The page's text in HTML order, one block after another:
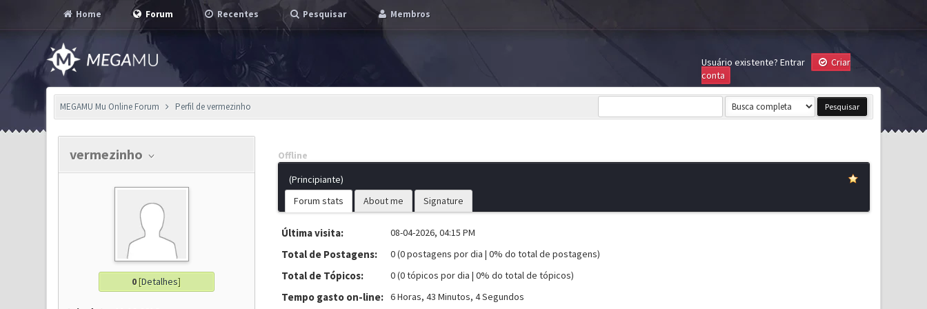
Home Forum Recentes Pesquisar Membros
Usuário existente? Entrar
Criar
conta
MEGAMU Mu Online Forum Perfil de vermezinho
vermezinho
0[Detalhes]
Offline
(Principiante)
Forum stats
About me Signature
Última visita: 08-04-2026, 04:15 PM
Total de Postagens: 0 (0 postagens por dia | 0% do total de postagens)
Total de Tópicos: 0 (0 tópicos por dia | 0% do total de tópicos)
Tempo gasto on-line: 6 Horas, 43 Minutos, 4 Segundos